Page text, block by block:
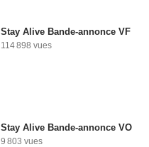
Stay Alive Bande-annonce VF
114 898 vues
Stay Alive Bande-annonce VO
9 803 vues